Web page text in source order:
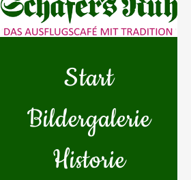
Start
Bildergalerie
Historie